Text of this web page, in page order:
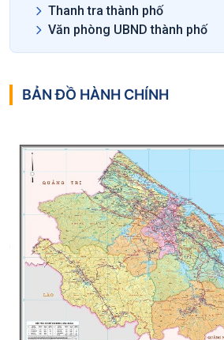
Thanh tra thành phố
Văn phòng UBND thành phố
BẢN ĐỒ HÀNH CHÍNH